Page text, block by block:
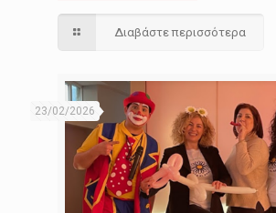
Διαβάστε περισσότερα
23/02/2026